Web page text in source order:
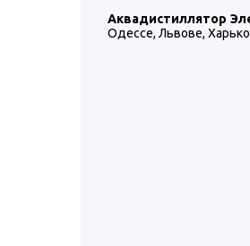
Аквадистиллятор
Одессе, Львове,